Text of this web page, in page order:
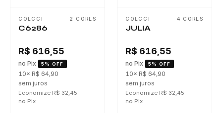
COLCCI 2 CORES
C6286
R$ 616,55
no Pix 5% OFF
10× R$ 64,90
sem juros
Economize R$ 32,45
no Pix
COLCCI 4 CORES
JULIA
R$ 616,55
no Pix 5% OFF
10× R$ 64,90
sem juros
Economize R$ 32,45
no Pix